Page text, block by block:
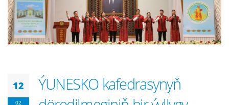
12
02
ÝUNESKO kafedrasynyň